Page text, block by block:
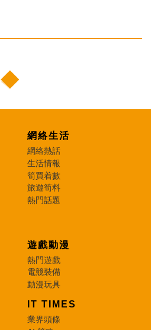
網絡生活
網絡熱話
生活情報
筍買着數
旅遊筍料
熱門話題
遊戲動漫
熱門遊戲
電競裝備
動漫玩具
IT TIMES
業界頭條